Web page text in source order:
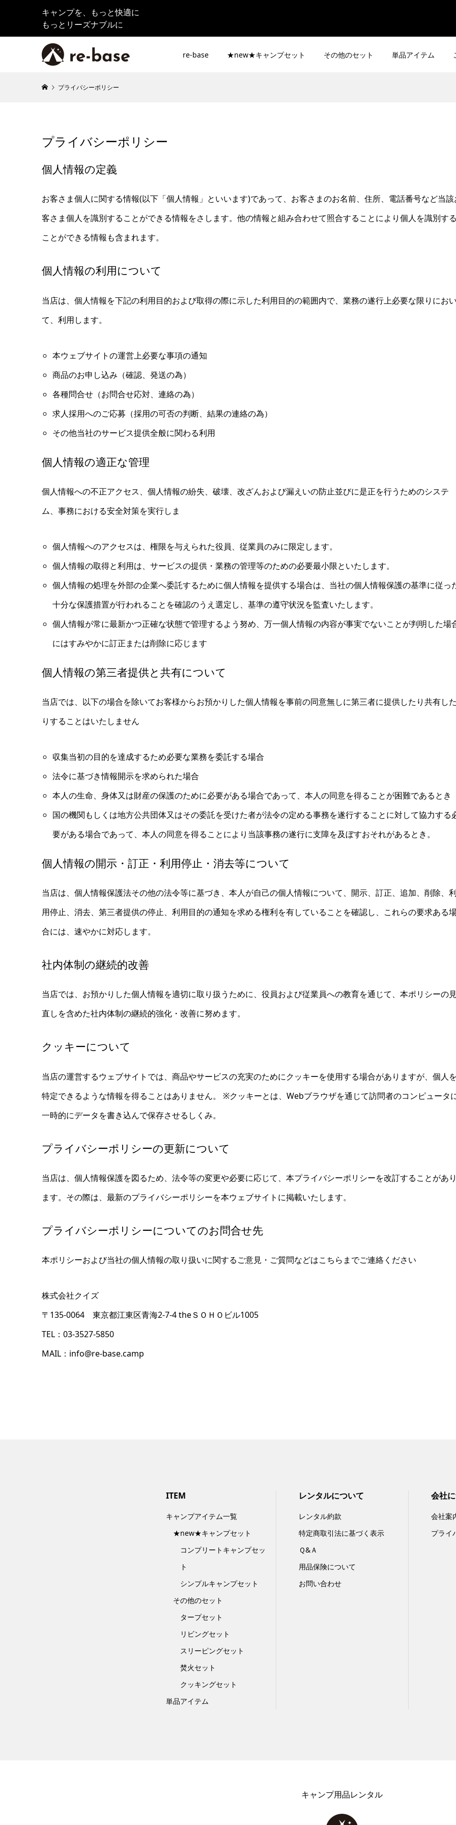
キャンプを、もっと快適に
もっとリーズナブルに
re-base ★new★キャンプセット その他のセット 単品アイテム
プライバシーポリシー
プライバシーポリシー
個人情報の定義
お客さま個人に関する情報(以下「個人情報」といいます)であって、お客さまのお名前、住所、電話番号など当該
客さま個人を識別することができる情報をさします。他の情報と組み合わせて照合することにより個人を識別する
ことができる情報も含まれます。
個人情報の利用について
当店は、個人情報を下記の利用目的および取得の際に示した利用目的の範囲内で、業務の遂行上必要な限りにおい
て、利用します。
本ウェブサイトの運営上必要な事項の通知
商品のお申し込み（確認、発送の為）
各種問合せ（お問合せ応対、連絡の為）
求人採用へのご応募（採用の可否の判断、結果の連絡の為）
その他当社のサービス提供全般に関わる利用
個人情報の適正な管理
個人情報への不正アクセス、個人情報の紛失、破壊、改ざんおよび漏えいの防止並びに是正を行うためのシステ
ム、事務における安全対策を実行しま
個人情報へのアクセスは、権限を与えられた役員、従業員のみに限定します。
個人情報の取得と利用は、サービスの提供・業務の管理等のための必要最小限といたします。
個人情報の処理を外部の企業へ委託するために個人情報を提供する場合は、当社の個人情報保護の基準に従っ
十分な保護措置が行われることを確認のうえ選定し、基準の遵守状況を監査いたします。
個人情報が常に最新かつ正確な状態で管理するよう努め、万一個人情報の内容が事実でないことが判明した場
にはすみやかに訂正または削除に応じます
個人情報の第三者提供と共有について
当店では、以下の場合を除いてお客様からお預かりした個人情報を事前の同意無しに第三者に提供したり共有した
りすることはいたしません
収集当初の目的を達成するため必要な業務を委託する場合
法令に基づき情報開示を求められた場合
本人の生命、身体又は財産の保護のために必要がある場合であって、本人の同意を得ることが困難であるとき
国の機関もしくは地方公共団体又はその委託を受けた者が法令の定める事務を遂行することに対して協力する
要がある場合であって、本人の同意を得ることにより当該事務の遂行に支障を及ぼすおそれがあるとき。
個人情報の開示・訂正・利用停止・消去等について
当店は、個人情報保護法その他の法令等に基づき、本人が自己の個人情報について、開示、訂正、追加、削除、利
用停止、消去、第三者提供の停止、利用目的の通知を求める権利を有していることを確認し、これらの要求ある
合には、速やかに対応します。
社内体制の継続的改善
当店では、お預かりした個人情報を適切に取り扱うために、役員および従業員への教育を通じて、本ポリシーの見
直しを含めた社内体制の継続的強化・改善に努めます。
クッキーについて
当店の運営するウェブサイトでは、商品やサービスの充実のためにクッキーを使用する場合がありますが、個人を
特定できるような情報を得ることはありません。 ※クッキーとは、Webブラウザを通じて訪問者のコンピュータ
一時的にデータを書き込んで保存させるしくみ。
プライバシーポリシーの更新について
当店は、個人情報保護を図るため、法令等の変更や必要に応じて、本プライバシーポリシーを改訂することがあり
ます。その際は、最新のプライバシーポリシーを本ウェブサイトに掲載いたします。
プライバシーポリシーについてのお問合せ先
本ポリシーおよび当社の個人情報の取り扱いに関するご意見・ご質問などはこちらまでご連絡ください
株式会社クイズ
〒135-0064 東京都江東区青海2-7-4 theＳＯＨＯビル1005
TEL：03-3527-5850
MAIL：info@re-base.camp
ITEM
キャンプアイテム一覧
★new★キャンプセット
コンプリートキャンプセッ
ト
シンプルキャンプセット
その他のセット
タープセット
リビングセット
スリーピングセット
焚火セット
クッキングセット
単品アイテム
レンタルについて
レンタル約款
特定商取引法に基づく表示
Ｑ&Ａ
用品保険について
お問い合わせ
会社
会社案
プライ
キャンプ用品レンタル